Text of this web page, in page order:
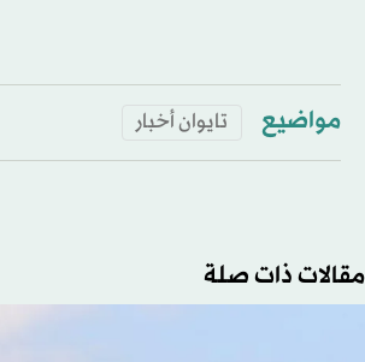
مواضيع تايوان أخبار
مقالات ذات صلة